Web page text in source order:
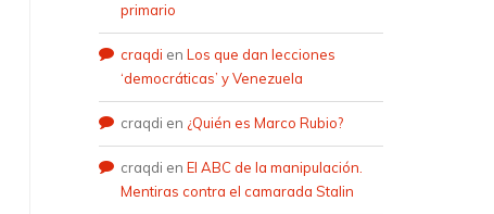
primario
craqdi en Los que dan lecciones
‘democráticas’ y Venezuela
craqdi en ¿Quién es Marco Rubio?
craqdi en El ABC de la manipulación.
Mentiras contra el camarada Stalin